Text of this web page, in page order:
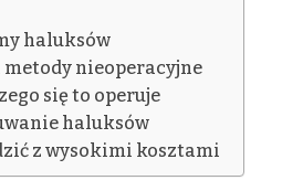
haluksów
metody nieoperacyjne
się to operuje
haluksów
z wysokimi kosztami